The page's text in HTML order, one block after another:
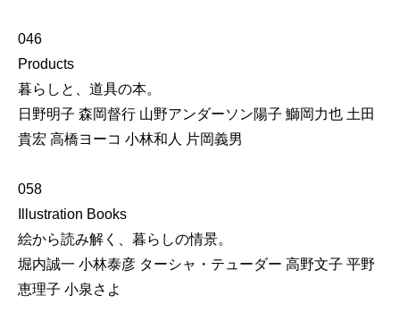
046
Products
暮らしと、道具の本。
日野明子 森岡督行 山野アンダーソン陽子 鰤岡力也 土田
貴宏 高橋ヨーコ 小林和人 片岡義男
058
Illustration Books
絵から読み解く、暮らしの情景。
堀内誠一 小林泰彦 ターシャ・テューダー 高野文子 平野
恵理子 小泉さよ